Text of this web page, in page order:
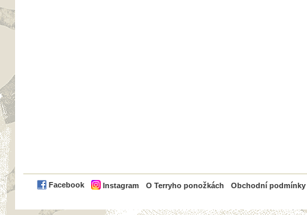
Facebook Instagram O Terryho ponožkách Obchodní podmínky
PayPal